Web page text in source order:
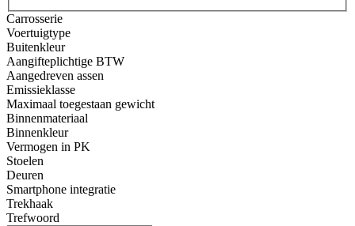
Carrosserie
Voertuigtype
Buitenkleur
Aangifteplichtige BTW
Aangedreven assen
Emissieklasse
Maximaal toegestaan gewicht
Binnenmateriaal
Binnenkleur
Vermogen in PK
Stoelen
Deuren
Smartphone integratie
Trekhaak
Trefwoord